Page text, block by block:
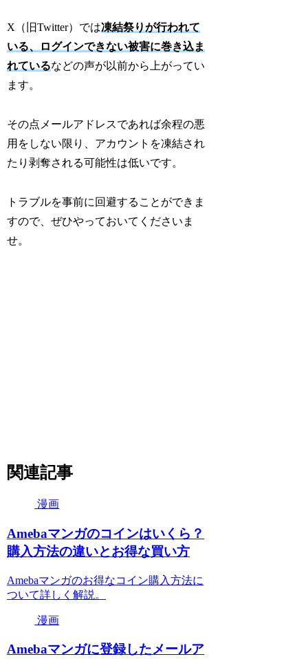
X（旧Twitter）では凍結祭りが行われて
いる、ログインできない被害に巻き込ま
れているなどの声が以前から上がってい
ます。
その点メールアドレスであれば余程の悪
用をしない限り、アカウントを凍結され
たり剥奪される可能性は低いです。
トラブルを事前に回避することができま
すので、ぜひやっておいてくださいま
せ。
関連記事
漫画
Amebaマンガのコインはいくら？
購入方法の違いとお得な買い方
Amebaマンガのお得なコイン購入方法に
ついて詳しく解説。
漫画
Amebaマンガに登録したメールア